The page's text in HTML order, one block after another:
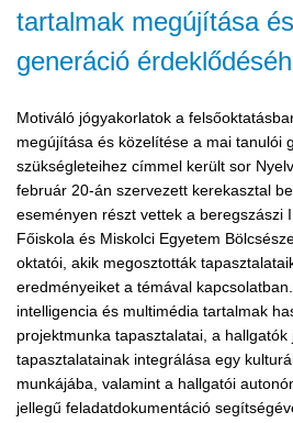
tartalmak megújítása
generáció
Motiváló jógyakorlatok a
megújítása és közelítése a mai tanulói
szükségleteihez címmel került sor
február 20-án szervezett kerekasztal
eseményen részt vettek a beregszászi
Főiskola és Miskolci Egyetem
oktatói, akik megosztották
eredményeiket a témával
intelligencia és multimédia tartalmak
projektmunka tapasztalatai, a
tapasztalatainak integrálása egy
munkájába, valamint a hallgatói
jellegű feladatdokumentáció